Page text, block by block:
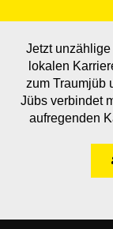
Jetzt
lokalen
zum Traumjüb
Jübs verbindet
aufregenden